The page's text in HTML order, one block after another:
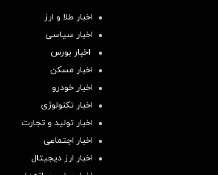
اخبار طلا و ارز
اخبار سیاسی
اخبار بورس
اخبار مسکن
اخبار خودرو
اخبار تکنولوژی
اخبار تولید و تجارت
اخبار اجتماعی
اخبار ارز دیجیتال